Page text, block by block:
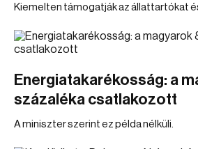
Kiemelten támogatják az állattartókat
Energiatakarékosság: a
százaléka csatlakozott
A miniszter szerint ez példa nélküli.